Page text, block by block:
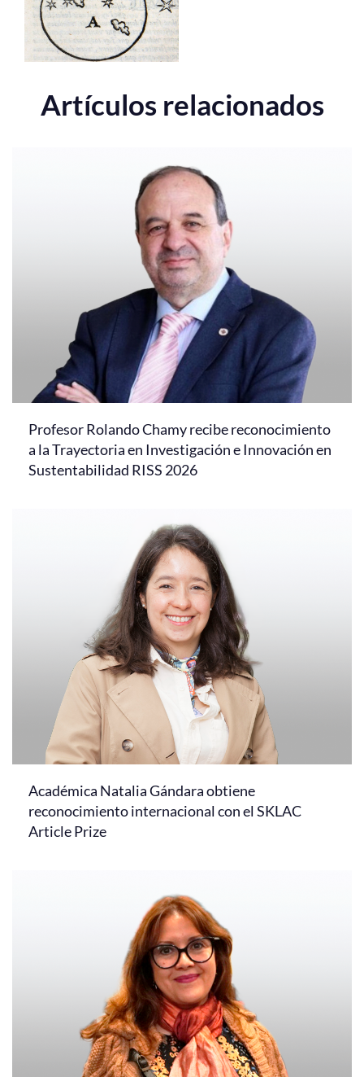
Artículos relacionados
Profesor Rolando Chamy recibe reconocimiento
a la Trayectoria en Investigación e Innovación en
Sustentabilidad RISS 2026
Académica Natalia Gándara obtiene
reconocimiento internacional con el SKLAC
Article Prize